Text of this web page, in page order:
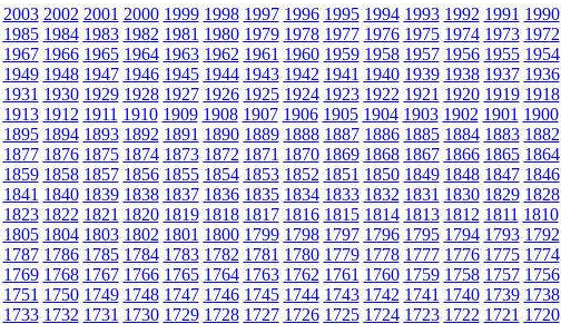
2003 2002 2001 2000 1999 1998 1997 1996 1995 1994 1993 1992 1991 1990
1985 1984 1983 1982 1981 1980 1979 1978 1977 1976 1975 1974 1973 1972
1967 1966 1965 1964 1963 1962 1961 1960 1959 1958 1957 1956 1955 1954
1949 1948 1947 1946 1945 1944 1943 1942 1941 1940 1939 1938 1937 1936
1931 1930 1929 1928 1927 1926 1925 1924 1923 1922 1921 1920 1919 1918
1913 1912 1911 1910 1909 1908 1907 1906 1905 1904 1903 1902 1901 1900
1895 1894 1893 1892 1891 1890 1889 1888 1887 1886 1885 1884 1883 1882
1877 1876 1875 1874 1873 1872 1871 1870 1869 1868 1867 1866 1865 1864
1859 1858 1857 1856 1855 1854 1853 1852 1851 1850 1849 1848 1847 1846
1841 1840 1839 1838 1837 1836 1835 1834 1833 1832 1831 1830 1829 1828
1823 1822 1821 1820 1819 1818 1817 1816 1815 1814 1813 1812 1811 1810
1805 1804 1803 1802 1801 1800 1799 1798 1797 1796 1795 1794 1793 1792
1787 1786 1785 1784 1783 1782 1781 1780 1779 1778 1777 1776 1775 1774
1769 1768 1767 1766 1765 1764 1763 1762 1761 1760 1759 1758 1757 1756
1751 1750 1749 1748 1747 1746 1745 1744 1743 1742 1741 1740 1739 1738
1733 1732 1731 1730 1729 1728 1727 1726 1725 1724 1723 1722 1721 1720